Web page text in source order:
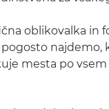
oblikovalka in
mesta po